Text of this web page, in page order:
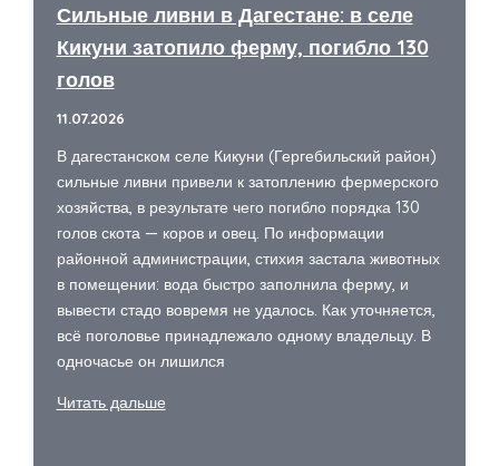
восстановления
электроснабжения
в
Сильные ливни в Дагестане: в селе
Кикуни затопило ферму, погибло 130
голов
11.07.2026
В дагестанском селе Кикуни (Гергебильский район)
сильные ливни привели к затоплению фермерского
хозяйства, в результате чего погибло порядка 130
голов скота — коров и овец. По информации
районной администрации, стихия застала животных
в помещении: вода быстро заполнила ферму, и
вывести стадо вовремя не удалось. Как уточняется,
всё поголовье принадлежало одному владельцу. В
одночасье он лишился
Сильные
Читать дальше